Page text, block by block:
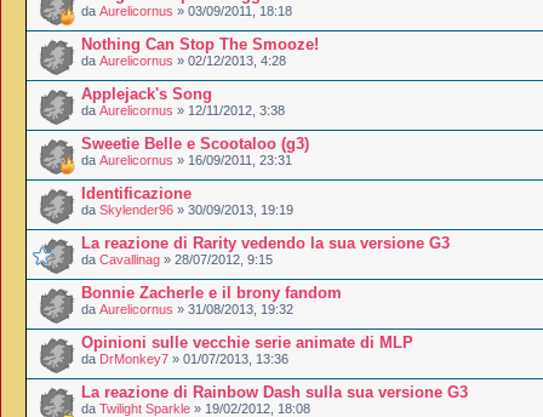
da Aurelicornus » 03/09/2011, 18:18
Nothing Can Stop The Smooze!
da Aurelicornus » 02/12/2013, 4:28
Applejack's Song
da Aurelicornus » 12/11/2012, 3:38
Sweetie Belle e Scootaloo (g3)
da Aurelicornus » 16/09/2011, 23:31
Identificazione
da Skylender96 » 30/09/2013, 19:19
La reazione di Rarity vedendo la sua versione G3
da Cavallinag » 28/07/2012, 9:15
Bonnie Zacherle e il brony fandom
da Aurelicornus » 31/08/2013, 19:32
Opinioni sulle vecchie serie animate di MLP
da DrMonkey7 » 01/07/2013, 13:36
La reazione di Rainbow Dash sulla sua versione G3
da Twilight Sparkle » 19/02/2012, 18:08